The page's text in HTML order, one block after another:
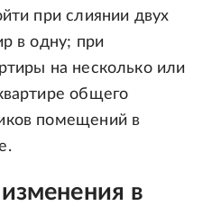
при слиянии двух
в одну; при
на несколько или
общего
помещений в
в